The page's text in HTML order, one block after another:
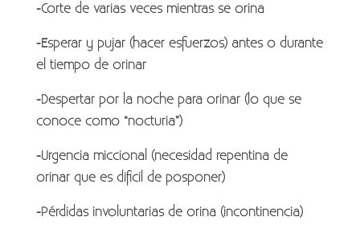
-Corte de varias veces mientras se orina
-Esperar y pujar (hacer esfuerzos) antes o durante
el tiempo de orinar
-Despertar por la noche para orinar (lo que se
conoce como “nocturia”)
-Urgencia miccional (necesidad repentina de
orinar que es difícil de posponer)
-Pérdidas involuntarias de orina (incontinencia)